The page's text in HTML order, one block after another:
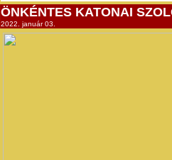
ÖNKÉNTES KATONAI
2022. január 03.